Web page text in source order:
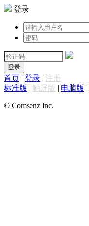
登录
登录
首页 | 登录 | 注册
标准版 | 触屏版 | 电脑版 |
© Comsenz Inc.